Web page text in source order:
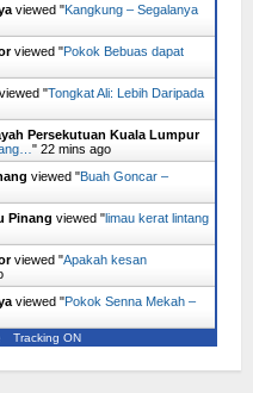
viewed "Kangkung – Segalanya
viewed "Pokok Bebuas dapat
viewed "Tongkat Ali: Lebih Daripada
Persekutuan Kuala Lumpur
" 22 mins ago
viewed "Buah Goncar –
Pinang viewed "limau kerat lintang
viewed "Apakah kesan
viewed "Pokok Senna Mekah –
Tracking ON